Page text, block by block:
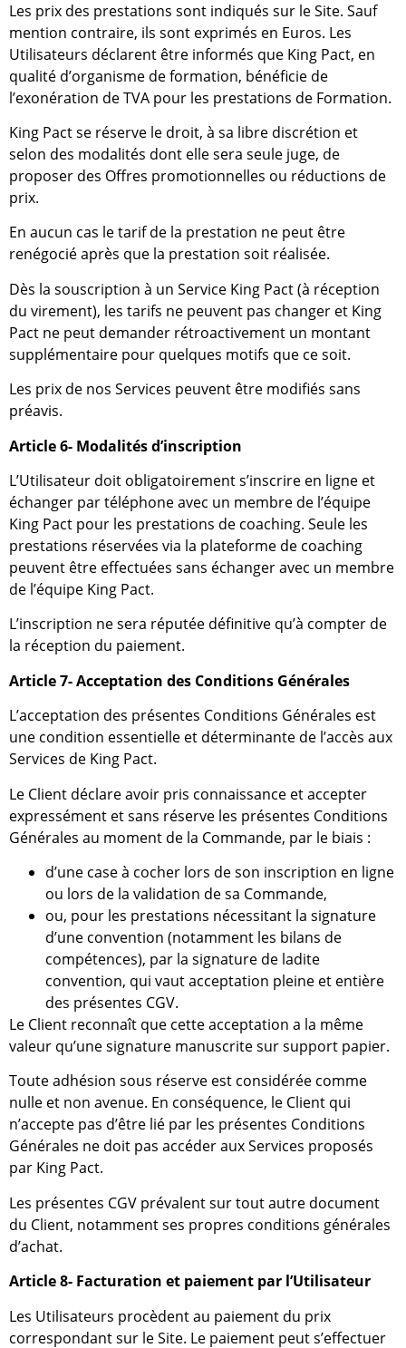
Les prix des prestations sont indiqués sur le Site. Sauf
mention contraire, ils sont exprimés en Euros. Les
Utilisateurs déclarent être informés que King Pact, en
qualité d’organisme de formation, bénéficie de
l’exonération de TVA pour les prestations de Formation.
King Pact se réserve le droit, à sa libre discrétion et
selon des modalités dont elle sera seule juge, de
proposer des Offres promotionnelles ou réductions de
prix.
En aucun cas le tarif de la prestation ne peut être
renégocié après que la prestation soit réalisée.
Dès la souscription à un Service King Pact (à réception
du virement), les tarifs ne peuvent pas changer et King
Pact ne peut demander rétroactivement un montant
supplémentaire pour quelques motifs que ce soit.
Les prix de nos Services peuvent être modifiés sans
préavis.
Article 6- Modalités d’inscription
L’Utilisateur doit obligatoirement s’inscrire en ligne et
échanger par téléphone avec un membre de l’équipe
King Pact pour les prestations de coaching. Seule les
prestations réservées via la plateforme de coaching
peuvent être effectuées sans échanger avec un membre
de l’équipe King Pact.
L’inscription ne sera réputée définitive qu’à compter de
la réception du paiement.
Article 7- Acceptation des Conditions Générales
L’acceptation des présentes Conditions Générales est
une condition essentielle et déterminante de l’accès aux
Services de King Pact.
Le Client déclare avoir pris connaissance et accepter
expressément et sans réserve les présentes Conditions
Générales au moment de la Commande, par le biais :
d’une case à cocher lors de son inscription en ligne
ou lors de la validation de sa Commande,
ou, pour les prestations nécessitant la signature
d’une convention (notamment les bilans de
compétences), par la signature de ladite
convention, qui vaut acceptation pleine et entière
des présentes CGV.
Le Client reconnaît que cette acceptation a la même
valeur qu’une signature manuscrite sur support papier.
Toute adhésion sous réserve est considérée comme
nulle et non avenue. En conséquence, le Client qui
n’accepte pas d’être lié par les présentes Conditions
Générales ne doit pas accéder aux Services proposés
par King Pact.
Les présentes CGV prévalent sur tout autre document
du Client, notamment ses propres conditions générales
d’achat.
Article 8- Facturation et paiement par l’Utilisateur
Les Utilisateurs procèdent au paiement du prix
correspondant sur le Site. Le paiement peut s’effectuer